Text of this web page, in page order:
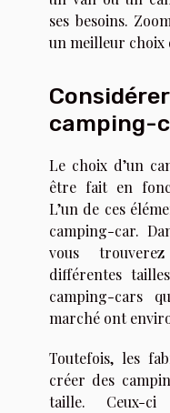
ses besoins.
un meilleur choix
camping-
Le choix d’un
être fait en
L’un de ces
camping-car.
vous
différentes
camping-cars
marché ont
Toutefois, les
créer des
taille. Ceux-ci